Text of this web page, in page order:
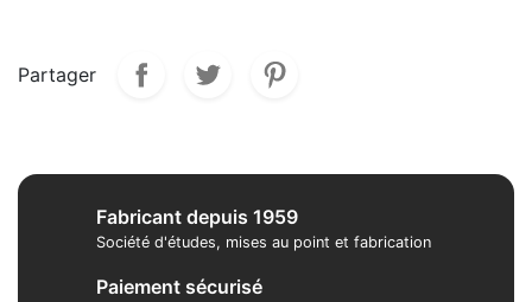
Partager
Fabricant depuis 1959
Société d'études, mises au point et fabrication
Paiement sécurisé